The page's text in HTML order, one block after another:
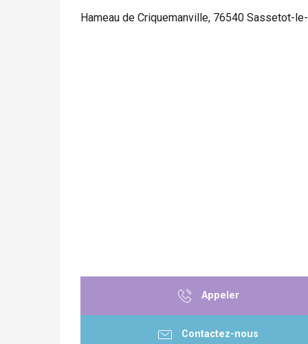
Hameau de Criquemanville, 76540 Sassetot-
Appeler
Contactez-nous